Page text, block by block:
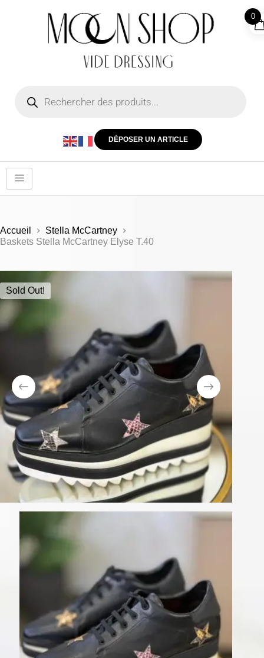
DÉPOSER UN ARTICLE
Accueil
Stella McCartney
Baskets Stella McCartney Elyse T.40
Sold Out!
0